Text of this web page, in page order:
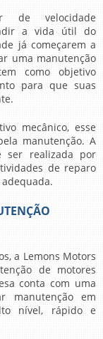
de velocidade
a vida útil do
já começarem a
uma manutenção
como objetivo
para que suas
mecânico, esse
manutenção. A
ser realizada por
de reparo
a Lemons Motors
de motores
conta com uma
manutenção em
nível, rápido e